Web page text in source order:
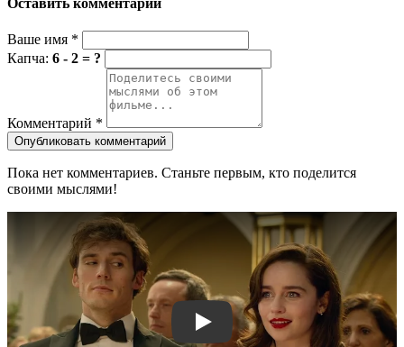
Оставить комментарий
Ваше имя *
Капча: 6 - 2 = ?
Комментарий *
Опубликовать комментарий
Пока нет комментариев. Станьте первым, кто поделится
своими мыслями!
Смотреть трейлер